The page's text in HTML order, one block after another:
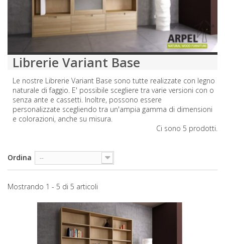
Librerie Variant Base
Le nostre Librerie Variant Base sono tutte realizzate con legno
naturale di faggio. E' possibile scegliere tra varie versioni con o
senza ante e cassetti. Inoltre, possono essere
personalizzate scegliendo tra un'ampia gamma di dimensioni
e colorazioni, anche su misura.
Ci sono 5 prodotti.
Ordina --
Mostrando 1 - 5 di 5 articoli